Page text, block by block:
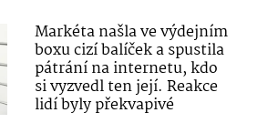
Markéta našla ve výdejním
boxu cizí balíček a spustila
pátrání na internetu, kdo
si vyzvedl ten její. Reakce
lidí byly překvapivé